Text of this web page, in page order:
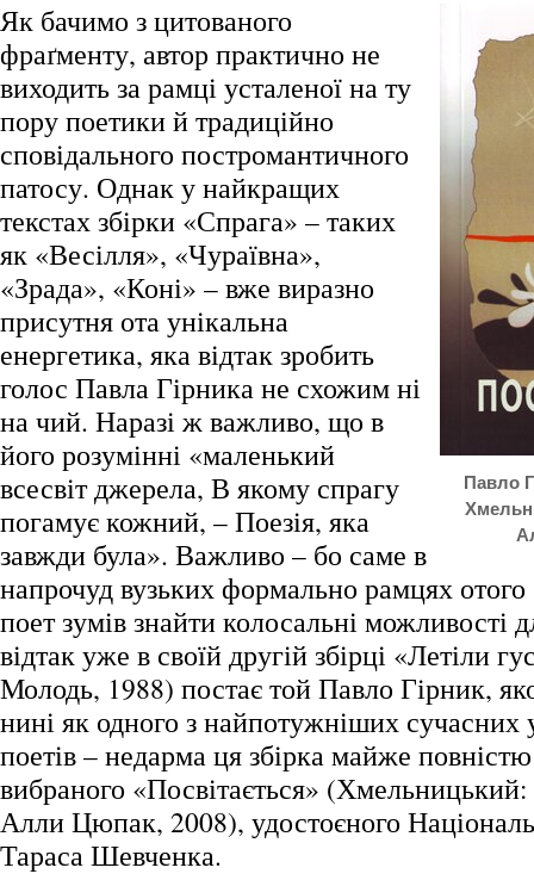
Павло
Як бачимо з цитованого
фраґменту, автор практично не
виходить за рамці усталеної на ту
пору поетики й традиційно
сповідального постромантичного
патосу. Однак у найкращих
текстах збірки «Спрага» – таких
як «Весілля», «Чураївна»,
«Зрада», «Коні» – вже виразно
присутня ота унікальна
енергетика, яка відтак зробить
голос Павла Гірника не схожим ні
на чий. Наразі ж важливо, що в
його розумінні «маленький
всесвіт джерела, В якому спрагу
погамує кожний, – Поезія, яка
завжди була». Важливо – бо саме в
напрочуд вузьких формально рамцях
поет зумів знайти колосальні можливості
відтак уже в своїй другій збірці «Летіли
Молодь, 1988) постає той Павло Гірник,
нині як одного з найпотужніших сучасних
поетів – недарма ця збірка майже
вибраного «Посвітається»
Алли Цюпак, 2008), удостоєного
Тараса Шевченка.